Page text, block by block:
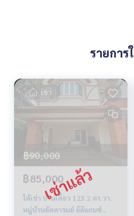
รายการ
เช่า
฿90,000
฿85,000
ให้เช่า บ้านเดี่ยว 123.2 ตร.วา.
หมู่บ้านลัดดารมย์ อิลิแกนซ์